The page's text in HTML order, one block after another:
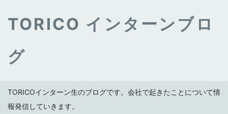
TORICO インターンブロ
グ
TORICOインターン生のブログです。会社で起きたことについて情
報発信していきます。